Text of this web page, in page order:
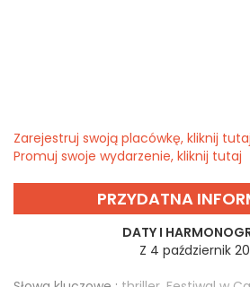
Zarejestruj swoją placówkę, kliknij tutaj
Promuj swoje wydarzenie, kliknij tutaj
PRZYDATNA
DATY I
Z 4 październik